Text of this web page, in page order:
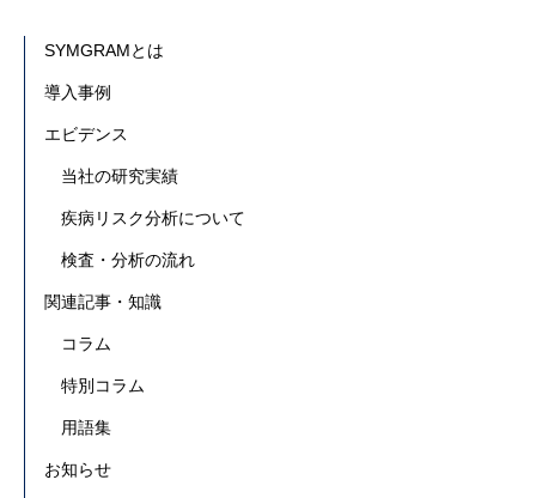
SYMGRAMとは
導入事例
エビデンス
当社の研究実績
疾病リスク分析について
検査・分析の流れ
関連記事・知識
コラム
特別コラム
用語集
お知らせ